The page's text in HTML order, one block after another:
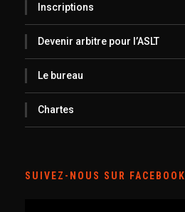
Inscriptions
Devenir arbitre pour l’ASLT
Le bureau
Chartes
SUIVEZ-NOUS SUR FACEBOOK